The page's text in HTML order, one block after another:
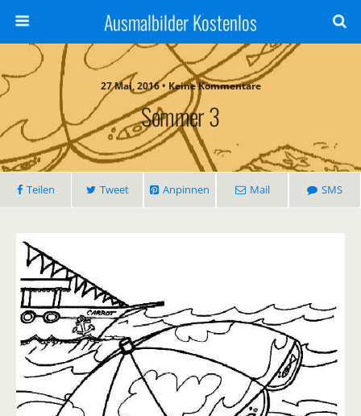
Ausmalbilder Kostenlos
27 Mai, 2016 • Keine Kommentare
Sommer 3
Teilen Tweet Anpinnen Mail SMS